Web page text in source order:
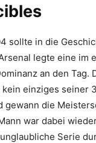
sollte in die
legte eine im
an den Tag.
einziges seiner
gewann die
war dabei
Serie